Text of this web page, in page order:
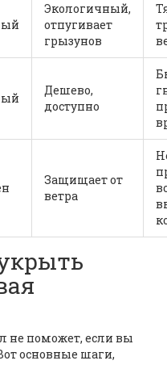
Экологичный,
отпугивает
грызунов
Дешево,
доступно
Защищает от
ветра
не поможет, если вы
основные шаги,